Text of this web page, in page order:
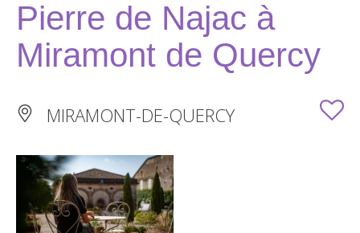
Pierre de Najac à
Miramont de Quercy
MIRAMONT-DE-QUERCY